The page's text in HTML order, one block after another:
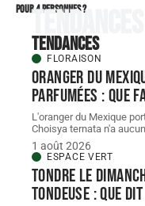
pour 4 personnes ?
Tendances
Tendances
FLORAISON
Oranger du
parfumées : que
L'oranger du Mexique
Choisya ternata n'a
1 août 2026
ESPACE VERT
Tondre le
tondeuse : que